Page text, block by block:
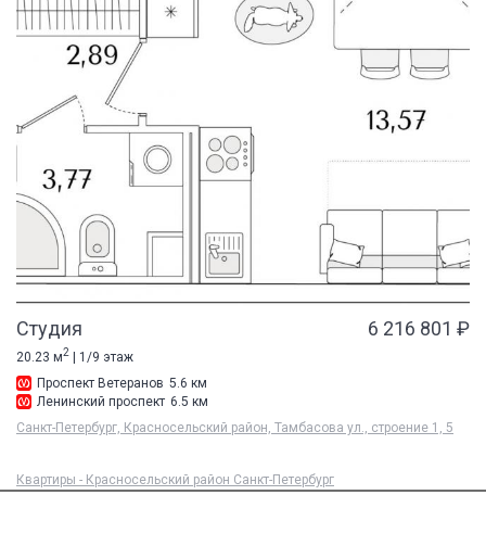
Студия 6 216 801 ₽
20.23 м2 | 1/9 этаж
Проспект Ветеранов 5.6 км
Ленинский проспект 6.5 км
Санкт-Петербург, Красносельский район, Тамбасова ул., строение 1, 5
Квартиры - Красносельский район Санкт-Петербург